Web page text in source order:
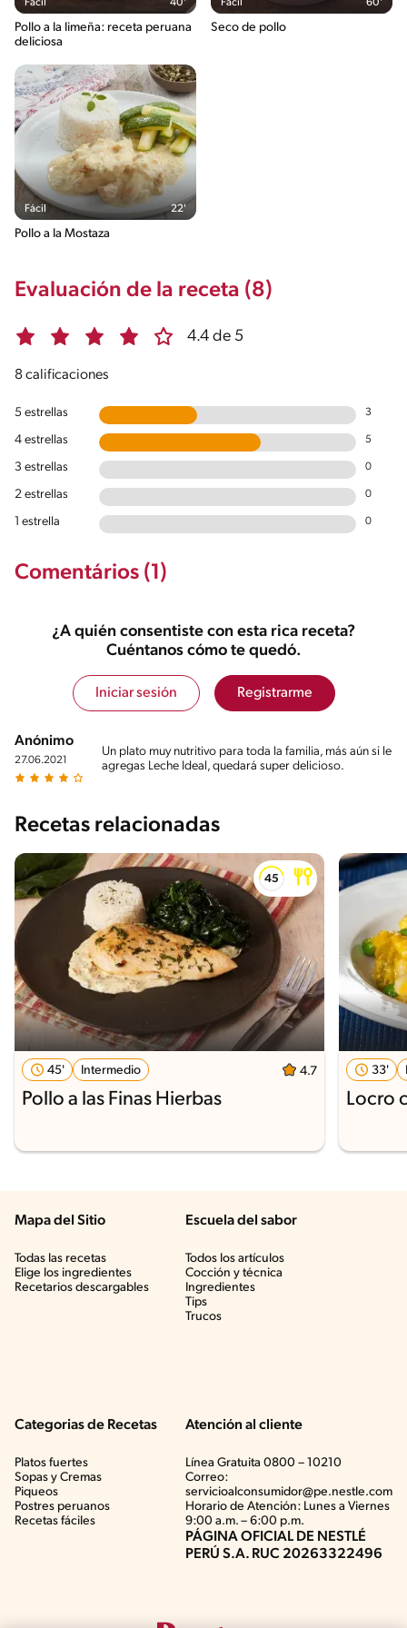
Fácil 40'
Pollo a la limeña: receta peruana
deliciosa
Fácil 60'
Seco de pollo
Fácil 22'
Pollo a la Mostaza
Evaluación de la receta (8)
4.4 de 5
8 calificaciones
5 estrellas 3
4 estrellas 5
3 estrellas 0
2 estrellas 0
1 estrella 0
Comentários (1)
¿A quién consentiste con esta rica receta?
Cuéntanos cómo te quedó.
Iniciar sesión Registrarme
Anónimo
27.06.2021
Un plato muy nutritivo para toda la familia, más aún si le
agregas Leche Ideal, quedará super delicioso.
Recetas relacionadas
45' Intermedio 4.7
Pollo a las Finas Hierbas
33'
Locro
Mapa del Sitio
Todas las recetas
Elige los ingredientes
Recetarios descargables
Escuela del sabor
Todos los artículos
Cocción y técnica
Ingredientes
Tips
Trucos
Categorias de Recetas
Platos fuertes
Sopas y Cremas
Piqueos
Postres peruanos
Recetas fáciles
Atención al cliente
Línea Gratuita 0800 – 10210
Correo:
servicioalconsumidor@pe.nestle.com
Horario de Atención: Lunes a Viernes
9:00 a.m. – 6:00 p.m.
PÁGINA OFICIAL DE NESTLÉ
PERÚ S.A. RUC 20263322496